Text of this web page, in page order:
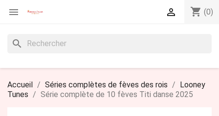
 shopping_cart (0)

search
Accueil Séries complètes de fèves des rois
Looney
Tunes
Série complète de 10 fèves Titi danse 2025